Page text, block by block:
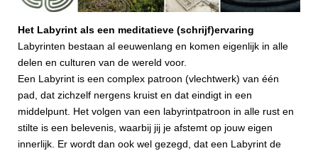
Het Labyrint als een meditatieve (schrijf)ervaring
Labyrinten bestaan al eeuwenlang en komen eigenlijk in alle
delen en culturen van de wereld voor.
Een Labyrint is een complex patroon (vlechtwerk) van één
pad, dat zichzelf nergens kruist en dat eindigt in een
middelpunt. Het volgen van een labyrintpatroon in alle rust en
stilte is een belevenis, waarbij jij je afstemt op jouw eigen
innerlijk. Er wordt dan ook wel gezegd, dat een Labyrint de